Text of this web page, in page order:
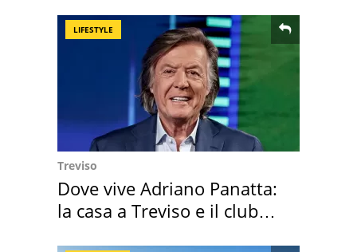
LIFESTYLE
Treviso
Dove vive Adriano Panatta:
la casa a Treviso e il club